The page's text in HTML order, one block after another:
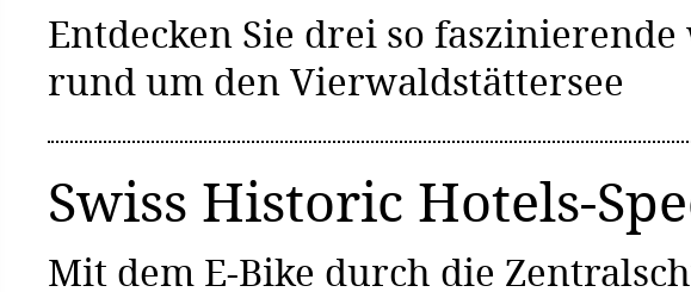
Entdecken Sie drei so
rund um den Vierwaldstättersee
​Swiss Historic Hotels-
Mit dem E-Bike durch die